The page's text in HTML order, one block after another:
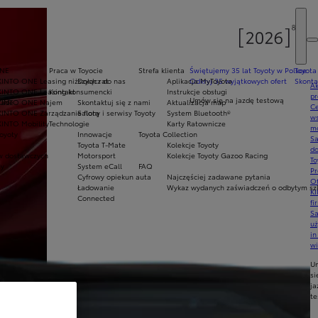
Świętujemy 35 lat Toyoty w Polsce
Odkryj 35 wyjątkowych ofert
Umów się na jazdę testową
Praca w Toyocie
Dołącz do nas
Kontakt
Skontaktuj się z nami
Salony i serwisy Toyoty
Technologie
Innowacje
Toyota T-Mate
Motorsport
System eCall
Cyfrowy opiekun auta
Ładowanie
Connected
ONE Leasing niższych rat
ONE Leasing konsumencki
ONE Najem
ONE Zarządzanie flotą
Mobility
dostawczych
Strefa klienta
Aplikacja MyToyota
Instrukcje obsługi
Aktualizacja map
System Bluetooth®
Karty Ratownicze
Toyota Collection
Kolekcje Toyoty
Kolekcje Toyoty Gazoo Racing
FAQ
Najczęściej zadawane pytania
Wykaz wydanych zaświadczeń o odbytym